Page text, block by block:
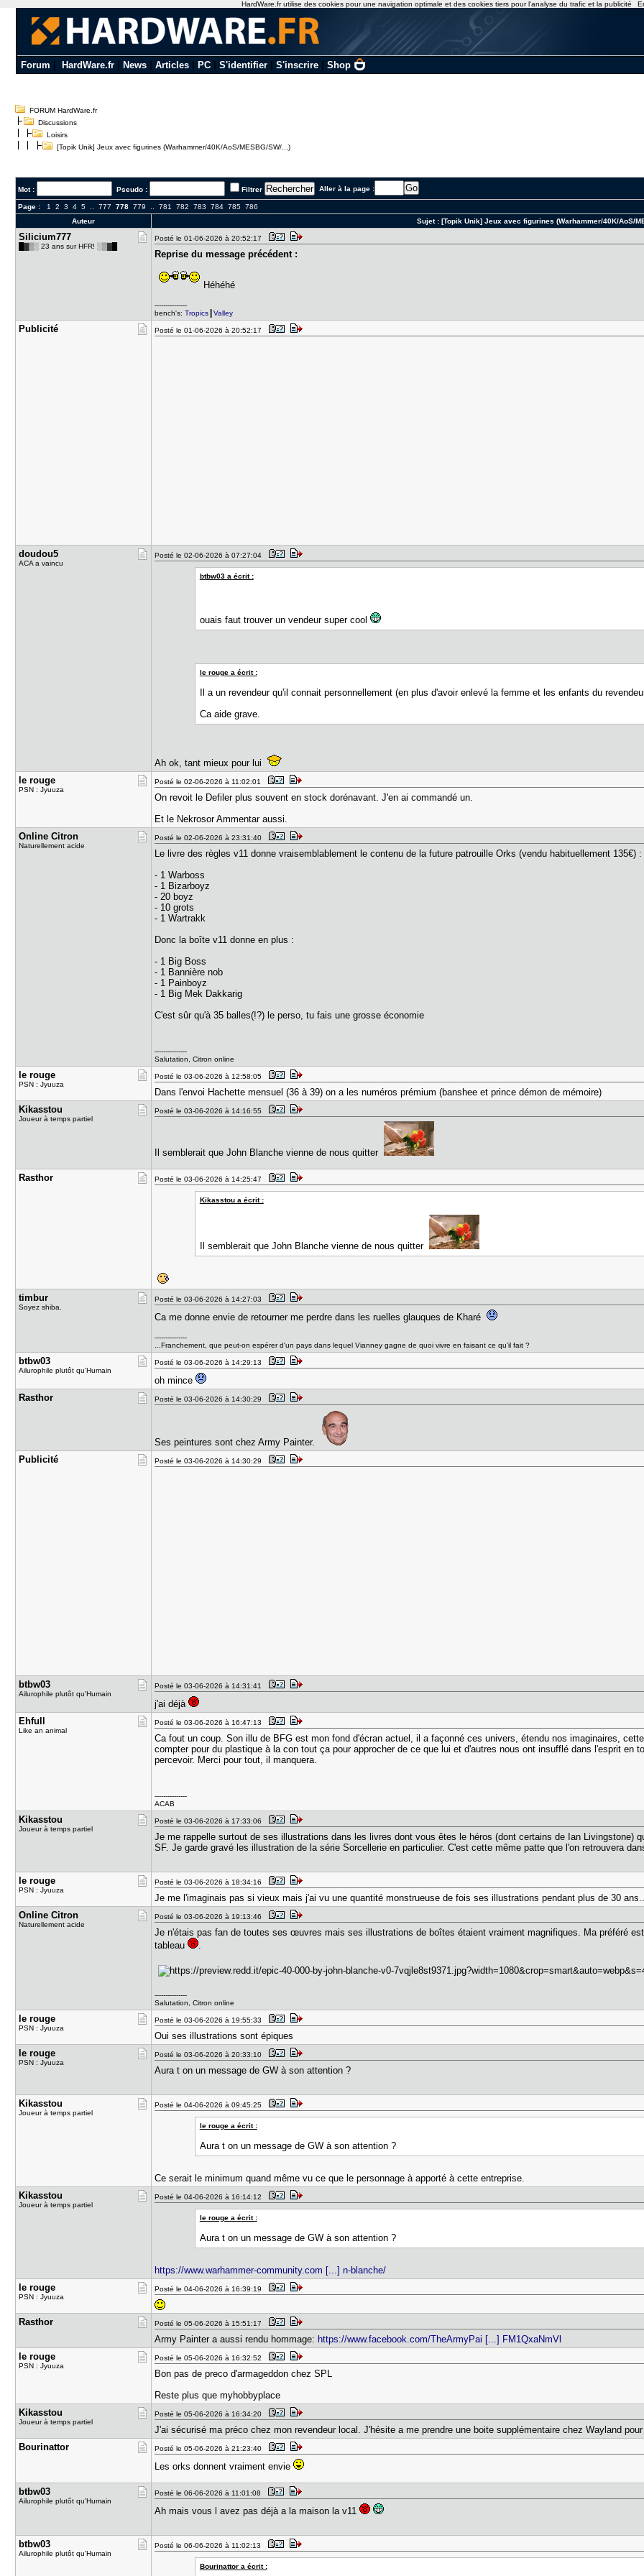
Forum HardWare.fr| News| Articles| PC| S'identifier| S'inscrire| Shop
FORUM HardWare.fr
Discussions
Loisirs
[Topik Unik] Jeux avec figurines (Warhammer/40K/AoS/MESBG/SW/...)
Mot : Pseudo : Filtrer Aller à la page :
Page : 1 2 3 4 5 ..777 778 779 ..781 782 783 784 785 786
Auteur
Sujet :[Topik Unik] Jeux avec figurines (Warhammer/40K/AoS/
Silicium77​7
█▓▒░ 23 ans sur HFR! ░▒▓█
Posté le 01-06-2026 à 20:52:17
Reprise du message précédent :
Héhéhé
---------------
bench's:Tropics ║Valley
Publicité Posté le 01-06-2026 à 20:52:17
doudou5
ACA a vaincu
Posté le 02-06-2026 à 07:27:04
btbw03 a écrit :
ouais faut trouver un vendeur super cool
le rouge a écrit :
Il a un revendeur qu'il connait personnellement (en plus d'avoir enlevé la femme et les enfants du
Ca aide grave.
Ah ok, tant mieux pour lui
le rouge
PSN : Jyuuza
Posté le 02-06-2026 à 11:02:01
On revoit le Defiler plus souvent en stock dorénavant. J'en ai commandé un.
Et le Nekrosor Ammentar aussi.
Online Cit​ron
Naturellement acide
Posté le 02-06-2026 à 23:31:40
Le livre des règles v11 donne vraisemblablement le contenu de la future patrouille Orks (vendu habituellement 135€) :
- 1 Warboss
- 1 Bizarboyz
- 20 boyz
- 10 grots
- 1 Wartrakk
Donc la boîte v11 donne en plus :
- 1 Big Boss
- 1 Bannière nob
- 1 Painboyz
- 1 Big Mek Dakkarig
C'est sûr qu'à 35 balles(!?) le perso, tu fais une grosse économie
---------------
Salutation, Citron online
le rouge
PSN : Jyuuza
Posté le 03-06-2026 à 12:58:05
Dans l'envoi Hachette mensuel (36 à 39) on a les numéros prémium (banshee et prince démon de mémoire)
Kikasstou
Joueur à temps partiel
Posté le 03-06-2026 à 14:16:55
Il semblerait que John Blanche vienne de nous quitter
Rasthor Posté le 03-06-2026 à 14:25:47
Kikasstou a écrit :
Il semblerait que John Blanche vienne de nous quitter
timbur
Soyez shiba.
Posté le 03-06-2026 à 14:27:03
Ca me donne envie de retourner me perdre dans les ruelles glauques de Kharé
---------------
...Franchement, que peut-on espérer d'un pays dans lequel Vianney gagne de quoi vivre en faisant ce qu'il fait ?
btbw03
Ailurophile plutôt qu'Humain
Posté le 03-06-2026 à 14:29:13
oh mince
Rasthor
Posté le 03-06-2026 à 14:30:29
Ses peintures sont chez Army Painter.
Publicité
Posté le 03-06-2026 à 14:30:29
btbw03
Ailurophile plutôt qu'Humain
Posté le 03-06-2026 à 14:31:41
j'ai déjà
Ehfull
Like an animal
Posté le 03-06-2026 à 16:47:13
Ca fout un coup. Son illu de BFG est mon fond d'écran actuel, il a façonné ces univers, étendu nos imaginaires,
compter pour du plastique à la con tout ça pour approcher de ce que lui et d'autres nous ont insufflé dans l'esprit
percevoir. Merci pour tout, il manquera.
---------------
ACAB
Kikasstou
Joueur à temps partiel
Posté le 03-06-2026 à 17:33:06
Je me rappelle surtout de ses illustrations dans les livres dont vous êtes le héros (dont certains de Ian Livingstone)
SF. Je garde gravé les illustration de la série Sorcellerie en particulier. C'est cette même patte que l'on retrouvera
le rouge
PSN : Jyuuza
Posté le 03-06-2026 à 18:34:16
Je me l'imaginais pas si vieux mais j'ai vu une quantité monstrueuse de fois ses illustrations pendant plus de 30
Online Cit​ron
Naturellement acide
Posté le 03-06-2026 à 19:13:46
Je n'étais pas fan de toutes ses œuvres mais ses illustrations de boîtes étaient vraiment magnifiques. Ma préféré
tableau
.
---------------
Salutation, Citron online
le rouge
PSN : Jyuuza
Posté le 03-06-2026 à 19:55:33
Oui ses illustrations sont épiques
le rouge
PSN : Jyuuza
Posté le 03-06-2026 à 20:33:10
Aura t on un message de GW à son attention ?
Kikasstou
Joueur à temps partiel
Posté le 04-06-2026 à 09:45:25
le rouge a écrit :
Aura t on un message de GW à son attention ?
Ce serait le minimum quand même vu ce que le personnage à apporté à cette entreprise.
Kikasstou
Joueur à temps partiel
Posté le 04-06-2026 à 16:14:12
le rouge a écrit :
Aura t on un message de GW à son attention ?
https://www.warhammer-community.com [...] n-blanche/
le rouge
PSN : Jyuuza
Posté le 04-06-2026 à 16:39:19
Rasthor Posté le 05-06-2026 à 15:51:17
Army Painter a aussi rendu hommage: https://www.facebook.com/TheArmyPai [...] FM1QxaNmVl
le rouge
PSN : Jyuuza
Posté le 05-06-2026 à 16:32:52
Bon pas de preco d'armageddon chez SPL
Reste plus que myhobbyplace
Kikasstou
Joueur à temps partiel
Posté le 05-06-2026 à 16:34:20
J'ai sécurisé ma préco chez mon revendeur local. J'hésite a me prendre une boite supplémentaire chez Wayland
Bourinatto​r
Posté le 05-06-2026 à 21:23:40
Les orks donnent vraiment envie
btbw03
Ailurophile plutôt qu'Humain
Posté le 06-06-2026 à 11:01:08
Ah mais vous l avez pas déjà a la maison la v11
btbw03
Ailurophile plutôt qu'Humain
Posté le 06-06-2026 à 11:02:13
Bourinattor a écrit :
HardWare.fr utilise des cookies pour une navigation optimale et des cookies tiers pour l'analyse du trafic et la publicité